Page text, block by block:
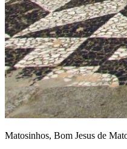
Matosinhos, Bom Jesus de